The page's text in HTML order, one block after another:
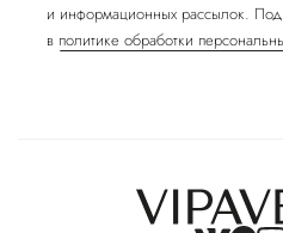
и информационных рассылок.
в политике обработки